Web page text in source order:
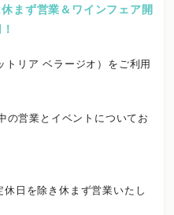
まず営業＆ワインフェア開
リア ベラージオ）をご利用
の営業とイベントについてお
日を除き休まず営業いたし